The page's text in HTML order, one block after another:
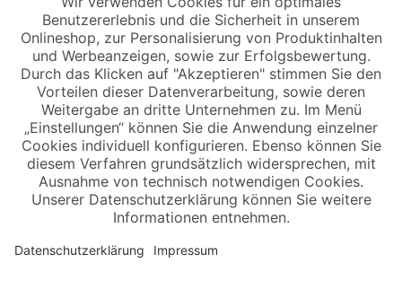
Copyright © 2026 Jungheinrich PROFISHOP
Newsletter
Anmelden →